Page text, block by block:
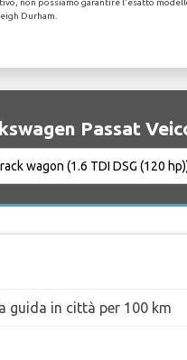
Durham.
Passat
guida in città per 100 km